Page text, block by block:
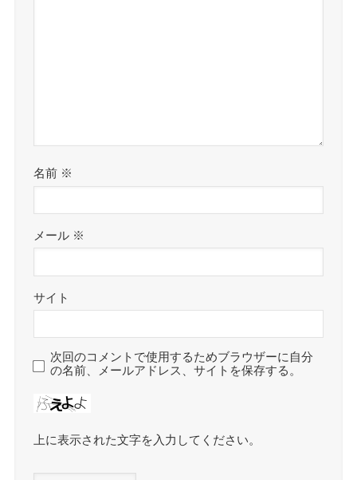
名前 ※
メール ※
サイト
次回のコメントで使用するためブラウザーに自分
の名前、メールアドレス、サイトを保存する。
上に表示された文字を入力してください。